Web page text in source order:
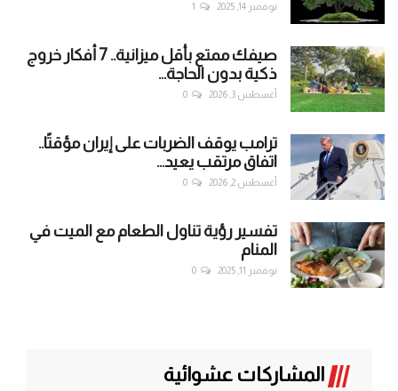
نوفمبر 14, 2025 1
صيفك ممتع بأقل ميزانية.. 7 أفكار خروج
ذكية بدون الحاجة...
أغسطس 3, 2026 0
ترامب يوقف الضربات على إيران مؤقتًا..
اتفاق مرتقب يعيد...
أغسطس 2, 2026 0
تفسير رؤية تناول الطعام مع الميت في
المنام
نوفمبر 11, 2025 0
المشاركات عشوائية